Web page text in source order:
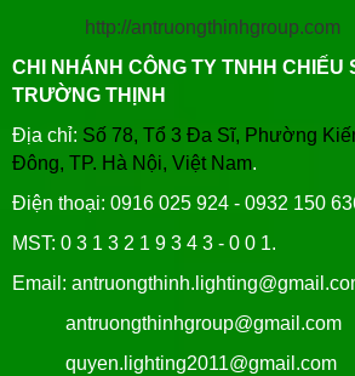
http://antruongthinhgroup.com
CHI NHÁNH CÔNG TY TNHH CHIẾU
TRƯỜNG THỊNH
Địa chỉ: Số 78, Tổ 3 Đa Sĩ, Phường
Đông, TP. Hà Nội, Việt Nam.
Điện thoại: 0916 025 924 - 0932 150
MST: 0 3 1 3 2 1 9 3 4 3 - 0 0 1.
Email:
antruongthinhgroup@gmail.com
quyen.lighting2011@gmail.com